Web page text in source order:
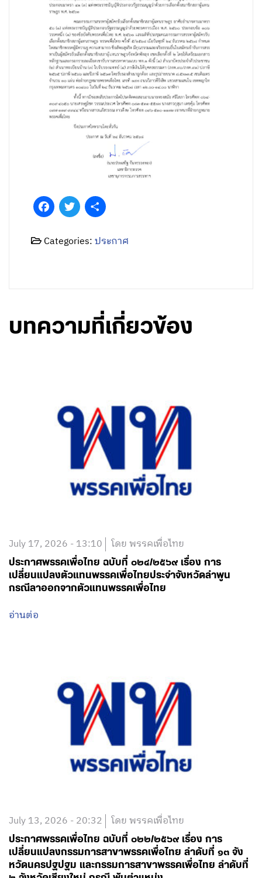
FacebookTwitter
Categories:ประกาศ
บทความที่เกี่ยวข้อง
July 17, 2026 - 13:10 โดย พรรคเพื่อไทย
ประกาศพรรคเพื่อไทย ฉบับที่ ๐๒๔/๒๕๖๙ เรื่อง การ
เปลี่ยนแปลงตัวแทนพรรคเพื่อไทยประจำจังหวัดลำพูน
กรณีลาออกจากตัวแทนพรรคเพื่อไทย
อ่านต่อ
July 13, 2026 - 20:32 โดย พรรคเพื่อไทย
ประกาศพรรคเพื่อไทย ฉบับที่ ๐๒๒/๒๕๖๙ เรื่อง การ
เปลี่ยนแปลงกรรมการสาขาพรรคเพื่อไทย ลำดับที่ ๑๓ จัง
หวัดนครปฐปฐม และกรรมการสาขาพรรคเพื่อไทย ลำดับที่